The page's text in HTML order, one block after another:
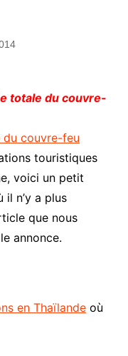
totale du couvre-
du couvre-feu
touristiques
voici un petit
n’y a plus
que nous
annonce.
en Thaïlandeoù